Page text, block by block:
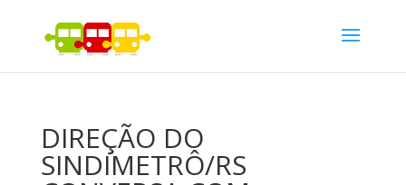
DIREÇÃO DO
SINDIMETRÔ/RS